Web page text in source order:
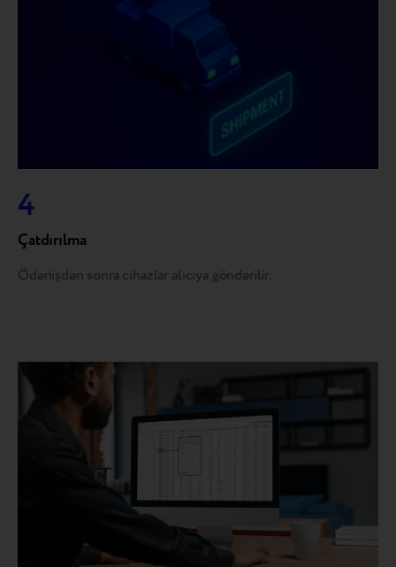
4
Çatdırılma
Ödənişdən sonra cihazlar alıcıya göndərilir.